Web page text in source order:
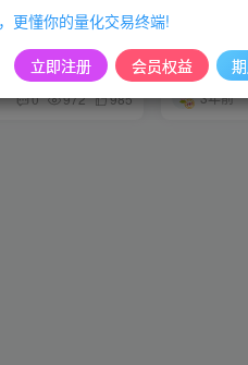
节：风险管理和投
0 972 985
【量化培
免费资源
3年前
更懂你的量化交易终端!
立即注册 会员权益